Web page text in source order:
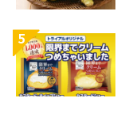
5